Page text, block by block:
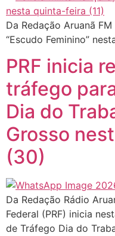
Da Redação Aruanã
“Escudo Feminino”
PRF inicia
tráfego
Dia do
Grosso
(30)
Da Redação Rádio
Federal (PRF) inicia
de Tráfego Dia do